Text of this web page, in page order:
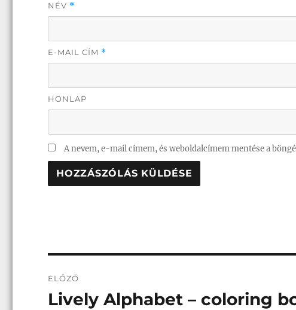
NÉV *
E-MAIL CÍM *
HONLAP
A nevem, e-mail címem, és weboldalcímem mentése a
navigáció
ELŐZŐ
Korábbi
Lively Alphabet – coloring